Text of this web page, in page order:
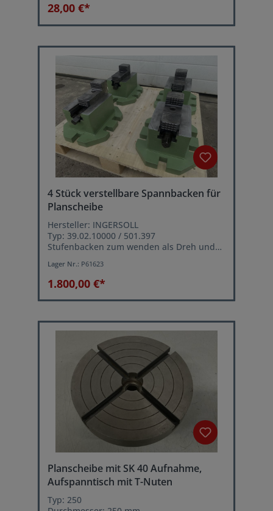
28,00 €*
4 Stück verstellbare Spannbacken für
Planscheibe
Hersteller: INGERSOLL
Typ: 39.02.10000 / 501.397
Stufenbacken zum wenden als Dreh und
Backenträgerhöhe: 150 mm
Gewicht je Backen: 36,5 kg
Lager Nr.: P61623
1.800,00 €*
Planscheibe mit SK 40 Aufnahme,
Aufspanntisch mit T-Nuten
Typ: 250